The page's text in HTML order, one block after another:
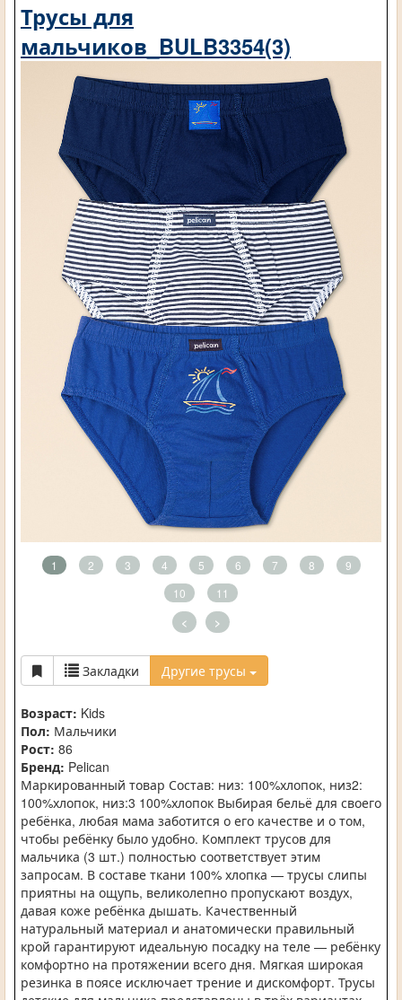
Трусы для
мальчиков_BULB3354(3)
1 2 3 4 5 6 7 8
9
10
11
< >
Закладки Другие трусы
Возраст: Kids
Пол: Мальчики
Рост: 86
Бренд: Pelican
Маркированный товар Состав: низ: 100%хлопок, низ2:
100%хлопок, низ:3 100%хлопок Выбирая бельё для своего
ребёнка, любая мама заботится о его качестве и о том,
чтобы ребёнку было удобно. Комплект трусов для
мальчика (3 шт.) полностью соответствует этим
запросам. В составе ткани 100% хлопка — трусы слипы
приятны на ощупь, великолепно пропускают воздух,
давая коже ребёнка дышать. Качественный
натуральный материал и анатомически правильный
крой гарантируют идеальную посадку на теле — ребёнку
комфортно на протяжении всего дня. Мягкая широкая
резинка в поясе исключает трение и дискомфорт. Трусы